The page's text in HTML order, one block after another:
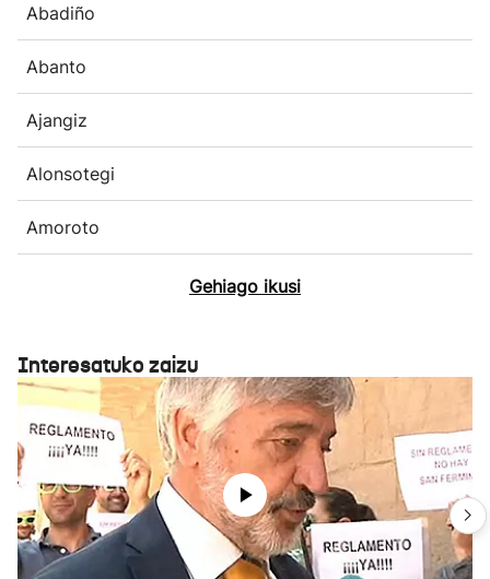
Abadiño
Abanto
Ajangiz
Alonsotegi
Amoroto
Gehiago ikusi
Interesatuko zaizu